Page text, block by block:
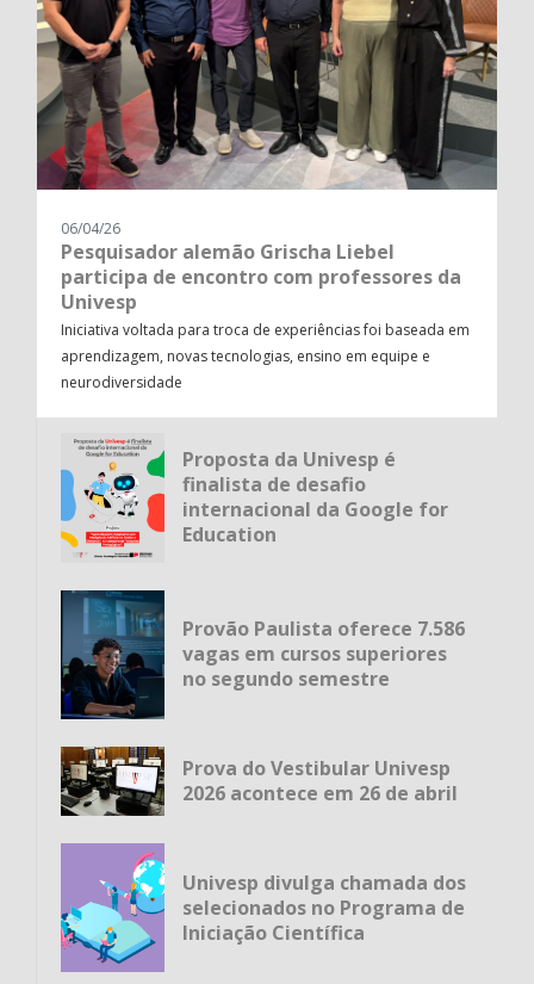
06/04/26
Pesquisador alemão Grischa Liebel
participa de encontro com professores da
Univesp
Iniciativa voltada para troca de experiências foi baseada em
aprendizagem, novas tecnologias, ensino em equipe e
neurodiversidade
Proposta da Univesp é
finalista de desafio
internacional da Google for
Education
Provão Paulista oferece 7.586
vagas em cursos superiores
no segundo semestre
Prova do Vestibular Univesp
2026 acontece em 26 de abril
Univesp divulga chamada dos
selecionados no Programa de
Iniciação Científica